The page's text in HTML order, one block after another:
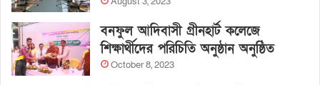
বনফুল আদিবাসী গ্রীনহার্ট কলেজে
শিক্ষার্থীদের পরিচিতি অনুষ্ঠান অনুষ্ঠিত
October 8, 2023